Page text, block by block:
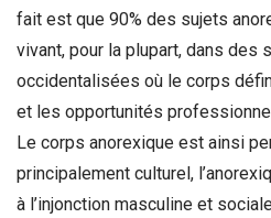
fait est que 90% des sujets
vivant, pour la plupart, dans des
occidentalisées où le corps
et les opportunités
Le corps anorexique est ainsi
principalement culturel,
à l’injonction masculine et